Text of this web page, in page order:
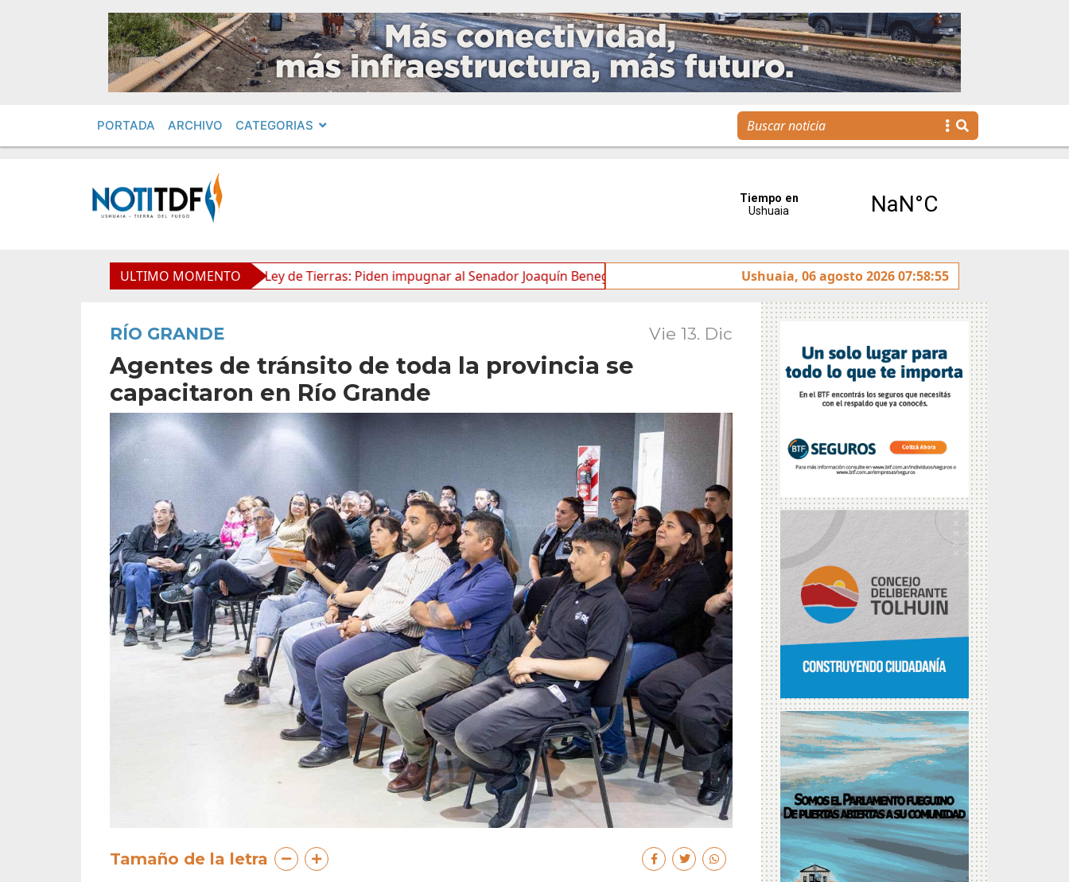
PORTADA ARCHIVO CATEGORIAS
ULTIMO MOMENTO
en Obras Privadas Ley de Tierras: Piden impugnar al Senador Joaquín Benegas Lynch por “conflicto de intereses” Tierra del Fuego presentó la Plataforma
Ushuaia, 06 agosto 2026 07:58:55
RÍO GRANDE Vie 13. Dic
Agentes de tránsito de toda la provincia se
capacitaron en Río Grande
Tamaño de la letra